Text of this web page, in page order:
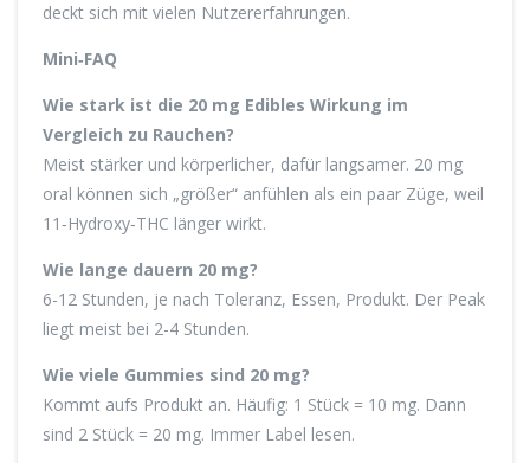
deckt sich mit vielen Nutzererfahrungen.
Mini‑FAQ
Wie stark ist die 20 mg Edibles Wirkung im
Vergleich zu Rauchen?
Meist stärker und körperlicher, dafür langsamer. 20 mg
oral können sich „größer“ anfühlen als ein paar Züge, weil
11‑Hydroxy‑THC länger wirkt.
Wie lange dauern 20 mg?
6-12 Stunden, je nach Toleranz, Essen, Produkt. Der Peak
liegt meist bei 2-4 Stunden.
Wie viele Gummies sind 20 mg?
Kommt aufs Produkt an. Häufig: 1 Stück = 10 mg. Dann
sind 2 Stück = 20 mg. Immer Label lesen.